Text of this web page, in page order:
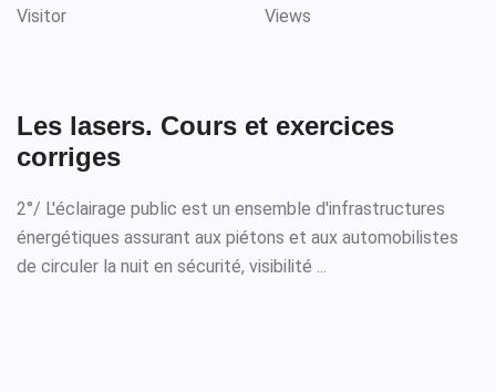
Visitor Views
Les lasers. Cours et exercices
corriges
2°/ L'éclairage public est un ensemble d'infrastructures
énergétiques assurant aux piétons et aux automobilistes
de circuler la nuit en sécurité, visibilité ...